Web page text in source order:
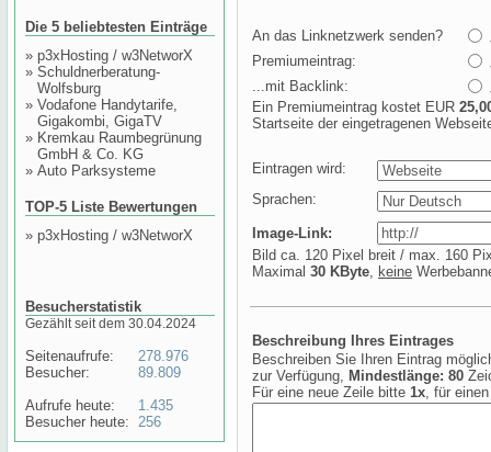
Die 5 beliebtesten Einträge
» p3xHosting / w3NetworX
» Schuldnerberatung-
Wolfsburg
» Vodafone Handytarife,
Gigakombi, GigaTV
» Kremkau Raumbegrünung
GmbH & Co. KG
» Auto Parksysteme
TOP-5 Liste Bewertungen
» p3xHosting / w3NetworX
Besucherstatistik
Gezählt seit dem 30.04.2024
Seitenaufrufe:
Besucher:
Aufrufe heute:
Besucher heute:
278.976
89.809
1.435
256
An das Linknetzwerk senden?
Premiumeintrag:
...mit Backlink:
Ein Premiumeintrag kostet EUR
Startseite der eingetragenen
Eintragen wird:
Sprachen:
Image-Link:
Bild ca. 120 Pixel breit / max. 160
Maximal 30 KByte, keine
Beschreibung Ihres Eintrages
Beschreiben Sie Ihren Eintrag
zur Verfügung, Mindestlänge: 80
Für eine neue Zeile bitte 1x, für